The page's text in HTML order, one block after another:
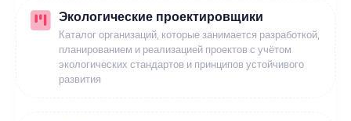
Экологические проектировщики
Каталог организаций, которые занимается разработкой,
планированием и реализацией проектов с учётом
экологических стандартов и принципов устойчивого
развития